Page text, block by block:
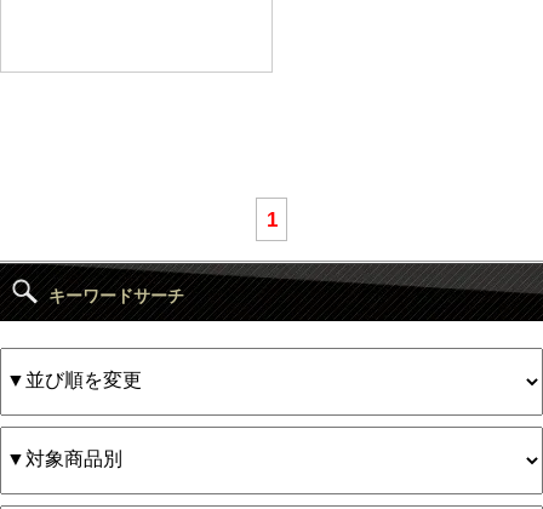
1
キーワードサーチ